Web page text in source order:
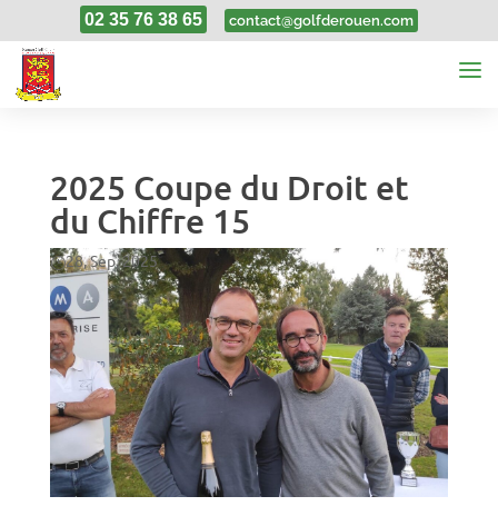
02 35 76 38 65 contact@golfderouen.com
2025 Coupe du Droit et
du Chiffre 15
28, Sep, 2025